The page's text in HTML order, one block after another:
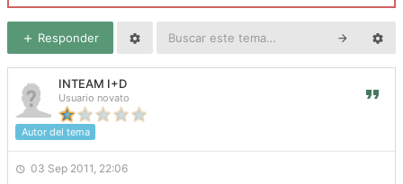
Responder
INTEAM I+D
Usuario novato
Autor del tema
03 Sep 2011, 22:06